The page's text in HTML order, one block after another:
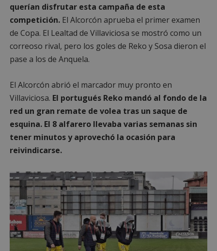
querían disfrutar esta campaña de esta
competición. El Alcorcón aprueba el primer examen
de Copa. El Lealtad de Villaviciosa se mostró como un
correoso rival, pero los goles de Reko y Sosa dieron el
pase a los de Anquela.
El Alcorcón abrió el marcador muy pronto en
Villaviciosa. El portugués Reko mandó al fondo de la
red un gran remate de volea tras un saque de
esquina. El 8 alfarero llevaba varias semanas sin
tener minutos y aprovechó la ocasión para
reivindicarse.